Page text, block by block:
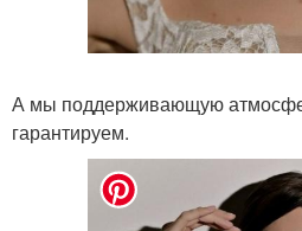
А мы поддерживающую
гарантируем.